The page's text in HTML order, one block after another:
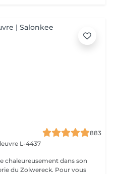
883
L-4437
chaleureusement dans son
du Zolwereck. Pour vous